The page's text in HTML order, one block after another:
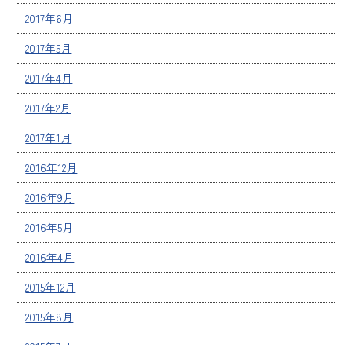
2017年6月
2017年5月
2017年4月
2017年2月
2017年1月
2016年12月
2016年9月
2016年5月
2016年4月
2015年12月
2015年8月